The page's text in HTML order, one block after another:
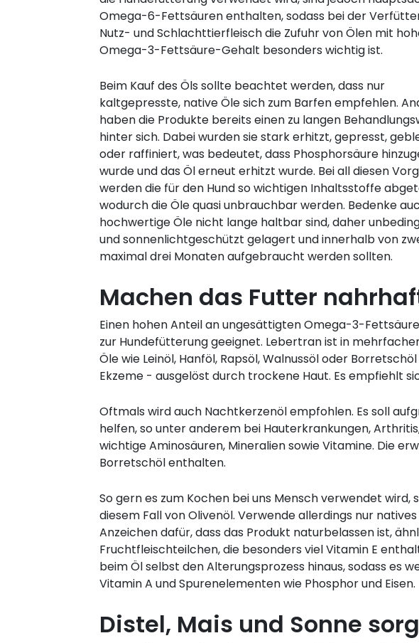
Omega-6-Fettsäuren enthalten, sodass bei der
Nutz- und Schlachttierfleisch die Zufuhr von Ölen mit
Omega-3-Fettsäure-Gehalt besonders wichtig ist.
Beim Kauf des Öls sollte beachtet werden, dass nur
kaltgepresste, native Öle sich zum Barfen empfehlen.
haben die Produkte bereits einen zu langen
hinter sich. Dabei wurden sie stark erhitzt, gepresst,
oder raffiniert, was bedeutet, dass Phosphorsäure
wurde und das Öl erneut erhitzt wurde. Bei all diesen
werden die für den Hund so wichtigen Inhaltsstoffe
wodurch die Öle quasi unbrauchbar werden. Bedenke
hochwertige Öle nicht lange haltbar sind, daher
und sonnenlichtgeschützt gelagert und innerhalb von
maximal drei Monaten aufgebraucht werden sollten.
Machen das Futter
Einen hohen Anteil an ungesättigten Omega-3-
zur Hundefütterung geeignet. Lebertran ist in
Öle wie Leinöl, Hanföl, Rapsöl, Walnussöl oder
Ekzeme - ausgelöst durch trockene Haut. Es empfiehlt
Oftmals wird auch Nachtkerzenöl empfohlen. Es soll
helfen, so unter anderem bei Hauterkrankungen,
wichtige Aminosäuren, Mineralien sowie Vitamine. Die
Borretschöl enthalten.
So gern es zum Kochen bei uns Mensch verwendet
diesem Fall von Olivenöl. Verwende allerdings nur
Anzeichen dafür, dass das Produkt naturbelassen ist,
Fruchtfleischteilchen, die besonders viel Vitamin E
beim Öl selbst den Alterungsprozess hinaus, sodass es
Vitamin A und Spurenelementen wie Phosphor und Eisen.
Distel, Mais und Sonne